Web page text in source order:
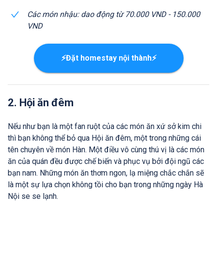
Các món nhậu: dao động từ 70.000 VND - 150.000
VND
⚡Đặt homestay nội thành⚡
2. Hội ăn đêm
Nếu như bạn là một fan ruột của các món ăn xứ sở kim chi
thì bạn không thể bỏ qua Hội ăn đêm, một trong những cái
tên chuyên về món Hàn. Một điều vô cùng thú vị là các món
ăn của quán đều được chế biến và phục vụ bởi đội ngũ các
bạn nam. Những món ăn thơm ngon, lạ miệng chắc chắn sẽ
là một sự lựa chọn không tồi cho bạn trong những ngày Hà
Nội se se lạnh.